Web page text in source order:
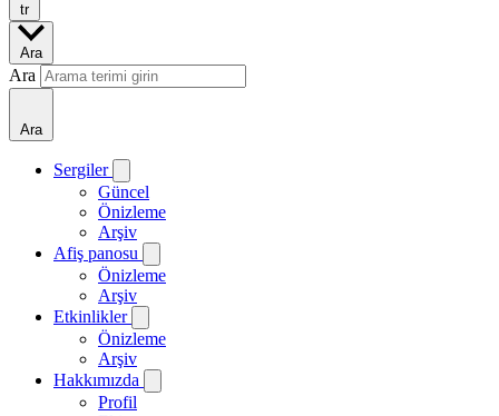
tr
Ara
Ara
Ara
Sergiler
Güncel
Önizleme
Arşiv
Afiş panosu
Önizleme
Arşiv
Etkinlikler
Önizleme
Arşiv
Hakkımızda
Profil